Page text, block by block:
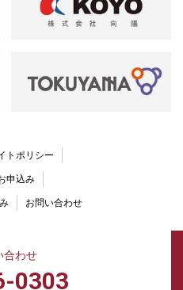
トポリシー
申込み
お問い合わせ
合わせ
0303